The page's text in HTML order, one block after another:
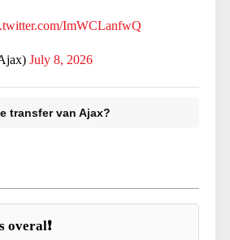
ImWCLanfwQ
July 8, 2026
transfer van Ajax?
overal❗